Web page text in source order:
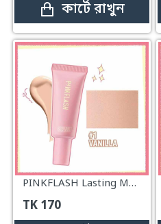
কার্টে রাখুন
PINKFLASH Lasting Matte Foundation #1
TK 170